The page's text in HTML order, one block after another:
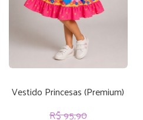
Vestido Princesas (Premium)
R$ 95,90